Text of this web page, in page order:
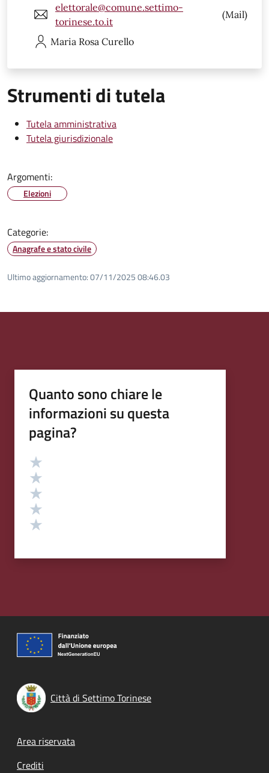
elettorale@comune.settimo-
torinese.to.it
(Mail)
Maria Rosa Curello
Strumenti di tutela
Tutela amministrativa
Tutela giurisdizionale
Argomenti:
Elezioni
Categorie:
Anagrafe e stato civile
Ultimo aggiornamento:07/11/2025 08:46.03
Quanto sono chiare le
informazioni su questa
pagina?
Valutazione
Città di Settimo Torinese
Footer menu
Area riservata
Crediti